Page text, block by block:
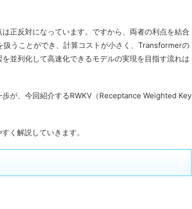
正反対になっています。ですから、両者の利点を結合
扱うことができ、計算コストが小さく、Transformerの
並列化して高速化できるモデルの実現を目指す流れは
が、今回紹介するRWKV（Receptance Weighted Key
く解説していきます。